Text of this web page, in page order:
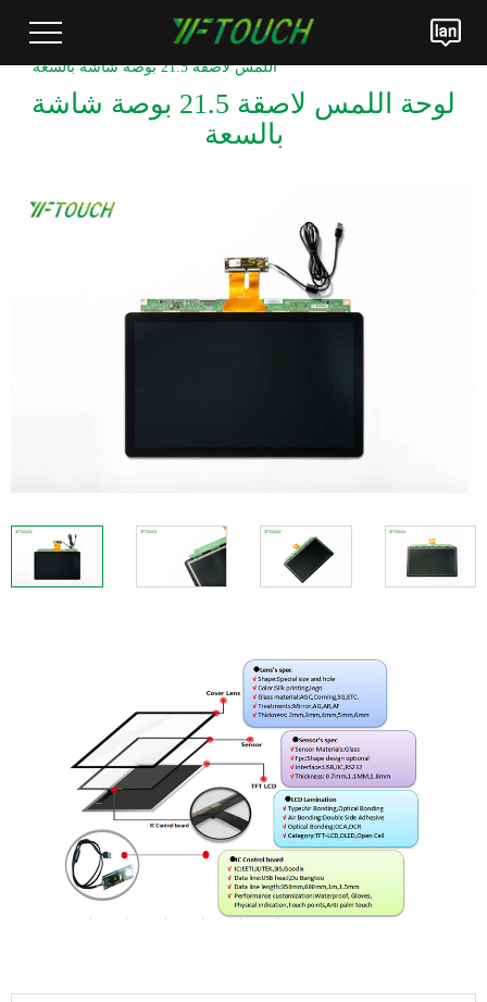
الصفحة الرئيسية المنتجات > LCM البصرية الجمع بين وحدة
> لوحة
اللمس لاصقة 21.5 بوصة شاشة بالسعة
لوحة اللمس لاصقة 21.5 بوصة شاشة
بالسعة